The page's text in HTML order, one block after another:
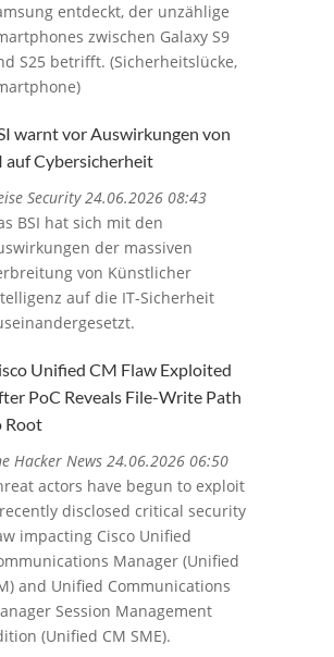
entdeckt, der unzählige
zwischen Galaxy S9
S25 betrifft. (Sicherheitslücke,
warnt vor Auswirkungen von
auf Cybersicherheit
Security 24.06.2026 08:43
BSI hat sich mit den
der massiven
von Künstlicher
auf die IT-Sicherheit
Unified CM Flaw Exploited
PoC Reveals File-Write Path
Root
Hacker News 24.06.2026 06:50
actors have begun to exploit
disclosed critical security
impacting Cisco Unified
Manager (Unified
and Unified Communications
Session Management
(Unified CM SME).